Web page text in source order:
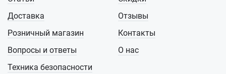
Доставка
Розничный магазин
Вопросы и ответы
Техника безопасности
Отзывы
Контакты
О нас